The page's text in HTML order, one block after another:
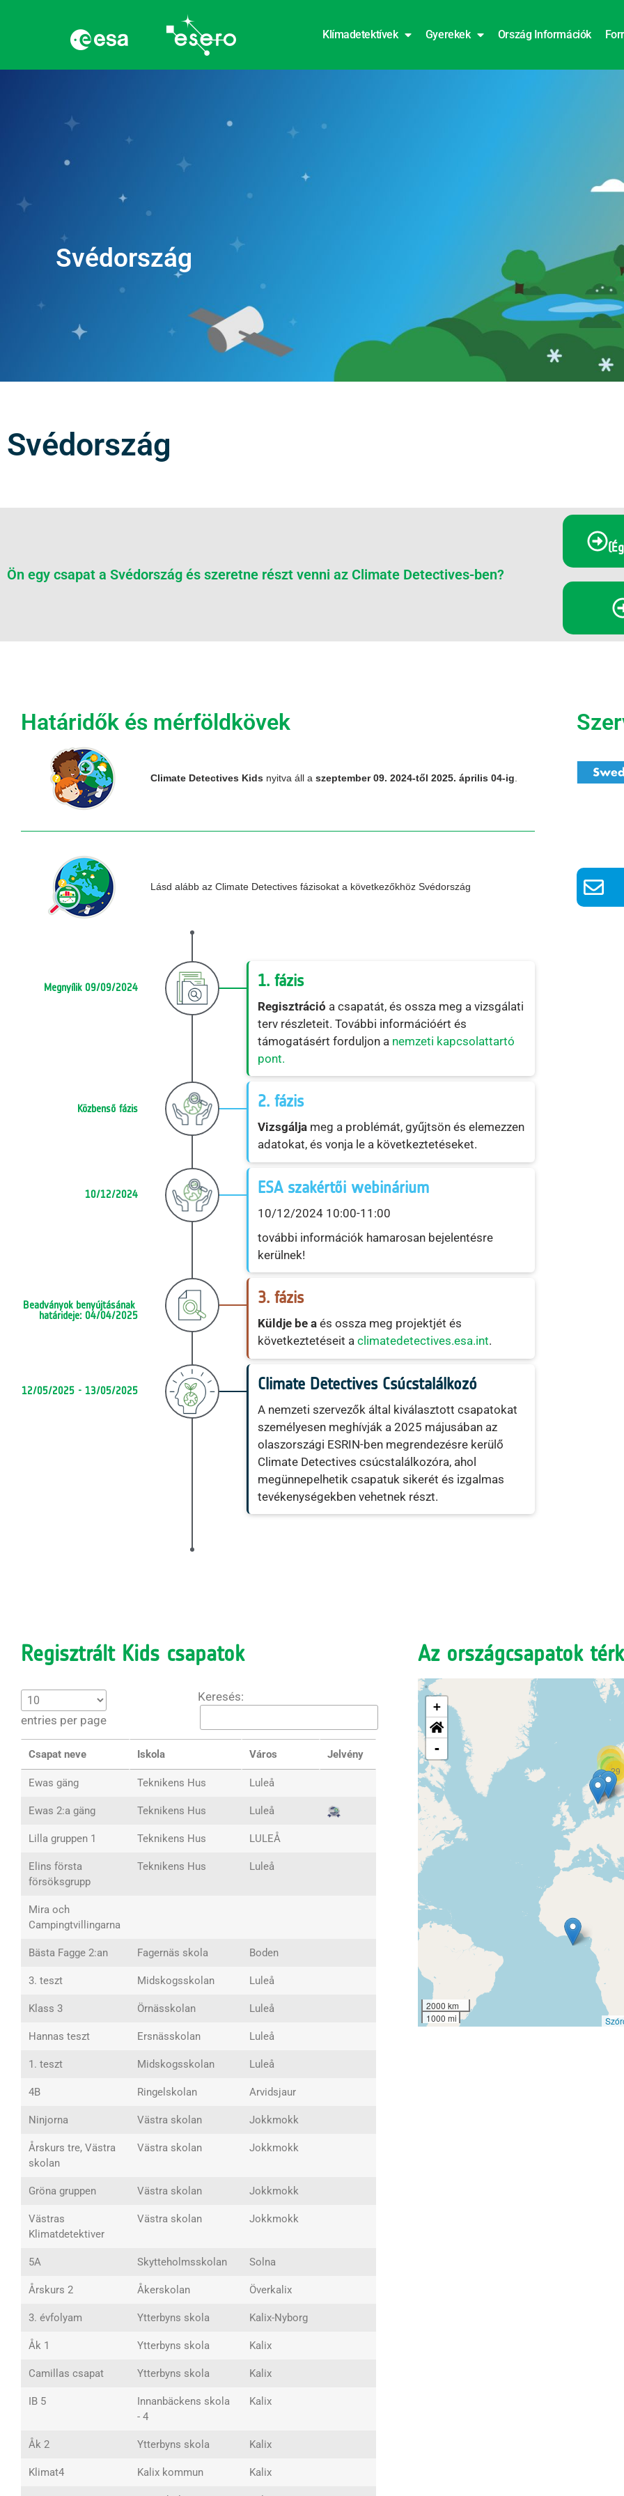
Klímadetektívek Gyerekek Ország Információk
Svédország
Svédország
Ön egy csapat a Svédország és szeretne részt venni az Climate Detectives-ben?
Határidők és mérföldkövek
Climate Detectives Kids nyitva áll a szeptember 09. 2024-től 2025. április 04-ig.
Lásd alább az Climate Detectives fázisokat a következőkhöz Svédország
Megnyílik 09/09/2024 1. fázis
Regisztráció a csapatát, és ossza meg a vizsgálati
terv részleteit. További információért és
támogatásért forduljon a nemzeti kapcsolattartó
pont.
Közbenső fázis 2. fázis
Vizsgáljameg a problémát, gyűjtsön és elemezzen
adatokat, és vonja le a következtetéseket.
10/12/2024 ESA szakértői webinárium
10/12/2024 10:00-11:00
további információk hamarosan bejelentésre
kerülnek!
Beadványok benyújtásának
határideje: 04/04/2025
3. fázis
Küldje be aés ossza meg projektjét és
következtetéseit a climatedetectives.esa.int.
12/05/2025 - 13/05/2025 Climate Detectives Csúcstalálkozó
A nemzeti szervezők által kiválasztott csapatokat
személyesen meghívják a 2025 májusában az
olaszországi ESRIN-ben megrendezésre kerülő
Climate Detectives csúcstalálkozóra, ahol
megünnepelhetik csapatuk sikerét és izgalmas
tevékenységekben vehetnek részt.
Regisztrált Kids csapatok
entries per page
Keresés:
Csapat neve Iskola Város Jelvény
Ewas gäng Teknikens Hus Luleå
Ewas 2:a gäng Teknikens Hus Luleå
Lilla gruppen 1 Teknikens Hus LULEÅ
Elins första
försöksgrupp
Teknikens Hus Luleå
Mira och
Campingtvillingarna
Bästa Fagge 2:an Fagernäs skola Boden
3. teszt Midskogsskolan Luleå
Klass 3 Örnässkolan Luleå
Hannas teszt Ersnässkolan Luleå
1. teszt Midskogsskolan Luleå
4B Ringelskolan Arvidsjaur
Ninjorna Västra skolan Jokkmokk
Årskurs tre, Västra
skolan
Västra skolan Jokkmokk
Gröna gruppen Västra skolan Jokkmokk
Västras
Klimatdetektiver
Västra skolan Jokkmokk
5A Skytteholmsskolan Solna
Årskurs 2 Åkerskolan Överkalix
3. évfolyam Ytterbyns skola Kalix-Nyborg
Åk 1 Ytterbyns skola Kalix
Camillas csapat Ytterbyns skola Kalix
IB 5
Innanbäckens skola
- 4
Kalix
Åk 2 Ytterbyns skola Kalix
Klimat4 Kalix kommun Kalix
Az országcsapatok
21
429
+
-
2000 km
1000 mi